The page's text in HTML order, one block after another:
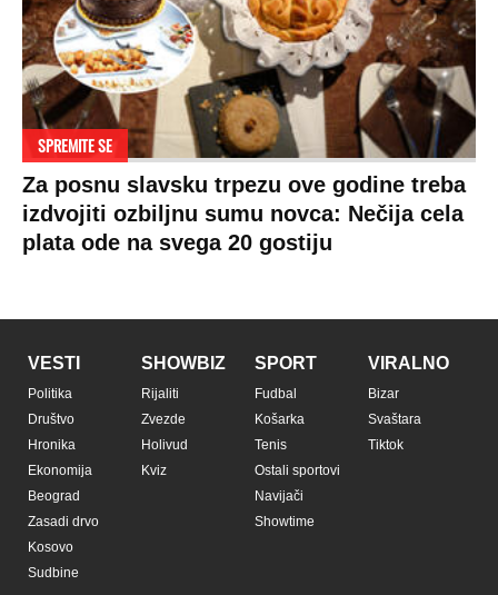
SPREMITE SE
Za posnu slavsku trpezu ove godine treba
izdvojiti ozbiljnu sumu novca: Nečija cela
plata ode na svega 20 gostiju
VESTI
Politika
Društvo
Hronika
Ekonomija
Beograd
Zasadi drvo
Kosovo
Sudbine
SHOWBIZ
Rijaliti
Zvezde
Holivud
Kviz
SPORT
Fudbal
Košarka
Tenis
Ostali sportovi
Navijači
Showtime
VIRALNO
Bizar
Svaštara
Tiktok